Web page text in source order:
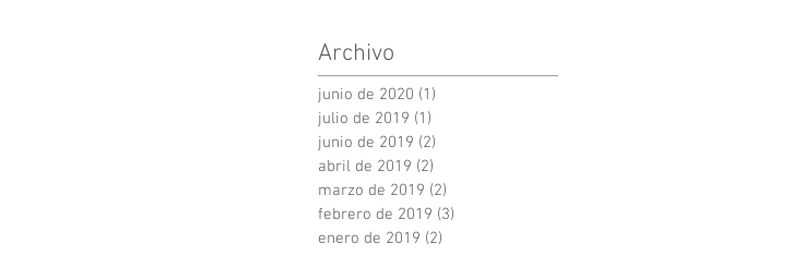
Archivo
junio de 2020 (1)
julio de 2019 (1)
junio de 2019 (2)
abril de 2019 (2)
marzo de 2019 (2)
febrero de 2019 (3)
enero de 2019 (2)